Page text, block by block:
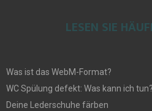
LESEN SIE
Was ist das WebM-Format?
WC Spülung defekt: Was kann ich tun?
Deine Lederschuhe färben